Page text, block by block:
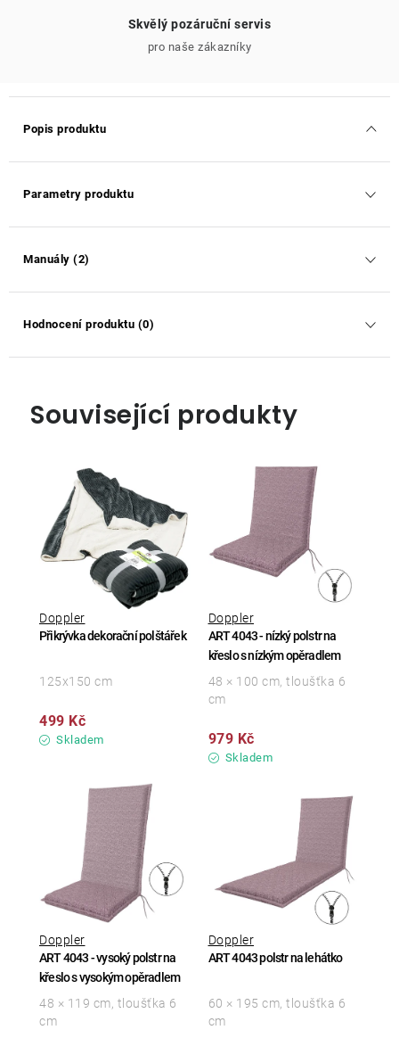
Skvělý pozáruční servis
pro naše zákazníky
Popis produktu
Parametry produktu
Manuály (2)
Hodnocení produktu (0)
Související produkty
Přikrývka dekorační polštářek
Doppler
Skladem
499 Kč
125x150 cm
ART 4043 - nízký polstr na
křeslo s nízkým opěradlem
Doppler
Skladem
979 Kč
48 × 100 cm, tloušťka 6
cm
ART 4043 - vysoký polstr na
křeslo s vysokým opěradlem
Doppler
48 × 119 cm, tloušťka 6
cm
ART 4043 polstr na lehátko
Doppler
60 × 195 cm, tloušťka 6
cm